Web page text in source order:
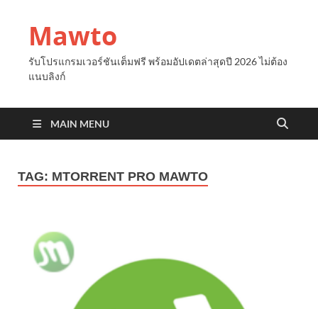
Mawto
รับโปรแกรมเวอร์ชันเต็มฟรี พร้อมอัปเดตล่าสุดปี 2026 ไม่ต้อง
แนบลิงก์
MAIN MENU
TAG: ΜTORRENT PRO MAWTO